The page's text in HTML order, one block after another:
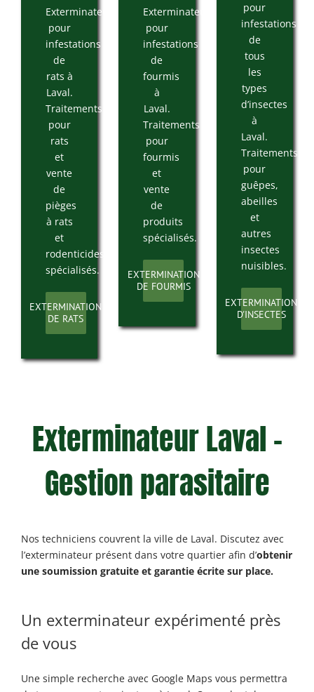
Exterminateur
pour
infestations
de
rats à
Laval.
Traitements
pour
rats
et
vente
de
pièges
à rats
et
rodenticides
spécialisés.
EXTERMINATION
DE RATS
Exterminateur
pour
infestations
de
fourmis
à
Laval.
Traitements
pour
fourmis
et
vente
de
produits
spécialisés.
EXTERMINATION
DE FOURMIS
pour
infestations
de
tous
les
types
d’insectes
à
Laval.
Traitements
pour
guêpes,
abeilles
et
autres
insectes
nuisibles.
EXTERMINATION
D'INSECTES
Exterminateur Laval –
Gestion parasitaire
Nos techniciens couvrent la ville de Laval. Discutez avec
l’exterminateur présent dans votre quartier afin d’obtenir
une soumission gratuite et garantie écrite sur place.
Un exterminateur expérimenté près
de vous
Une simple recherche avec Google Maps vous permettra